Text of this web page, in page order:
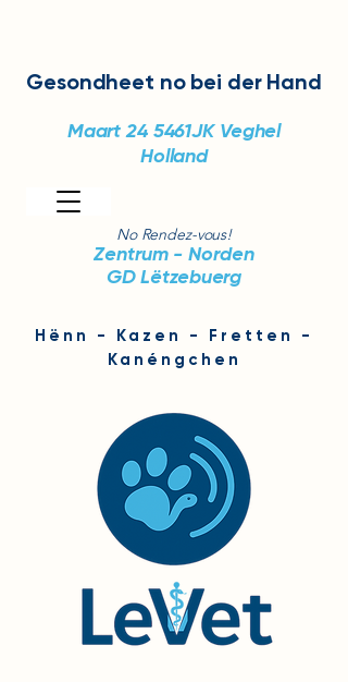
No Rendez-vous!
Zentrum - Norden
GD Lëtzebuerg
Gesondheet no bei der Hand
Hënn - Kazen - Fretten -
Kanéngchen
Maart 24 5461JK Veghel
Holland